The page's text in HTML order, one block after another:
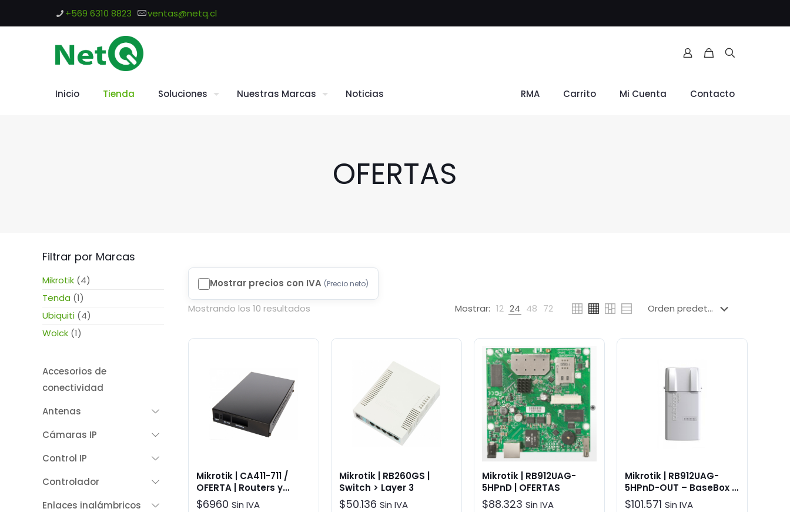
+569 6310 8823 ventas@netq.cl
Inicio Tienda Soluciones Nuestras Marcas Noticias RMA Carrito Mi Cuenta Contacto
OFERTAS
Mostrar precios con IVA (Precio neto)
Mostrando los 10 resultados Mostrar: 12 24 48 72
Mikrotik | CA411-711 /
OFERTA | Routers y
gateways > Accesorios
$6960 Sin IVA
Mikrotik | RB260GS |
Switch > Layer 3
$50.136 Sin IVA
Mikrotik | RB912UAG-
5HPnD | OFERTAS
$88.323 Sin IVA
Mikrotik | RB912UAG-
5HPnD-OUT – BaseBox 5
| Enlaces inalámbricos
$101.571 Sin IVA
Filtrar por Marcas
Mikrotik (4)
Tenda (1)
Ubiquiti (4)
Wolck (1)
Accesorios de
conectividad
Antenas
Cámaras IP
Control IP
Controlador
Enlaces inalámbricos